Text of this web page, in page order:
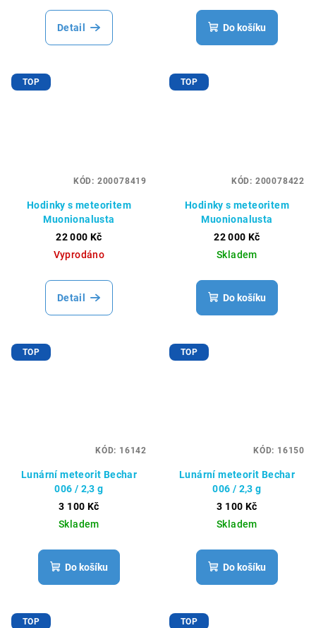
Detail Do košíku
TOP
Hodinky s meteoritem
Muonionalusta
22 000 Kč
Vyprodáno
Detail
KÓD: 200078419
TOP
Hodinky s meteoritem
Muonionalusta
22 000 Kč
Skladem
Do košíku
KÓD: 200078422
TOP
Lunární meteorit Bechar
006 / 2,3 g
3 100 Kč
Skladem
Do košíku
KÓD: 16142
TOP
Lunární meteorit Bechar
006 / 2,3 g
3 100 Kč
Skladem
Do košíku
KÓD: 16150
TOP TOP